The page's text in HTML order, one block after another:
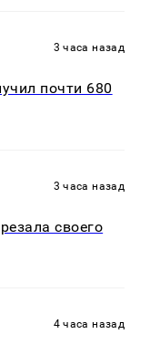
3 часа назад
почти 680
3 часа назад
своего
4 часа назад